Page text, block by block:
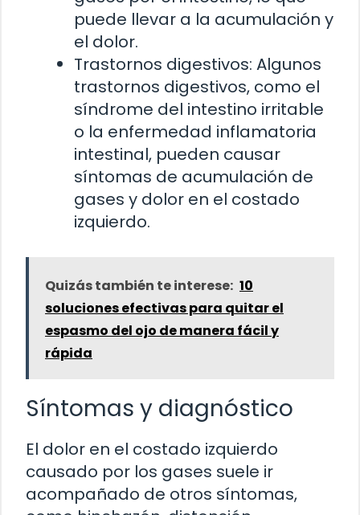
puede llevar a la acumulación y
el dolor.
Trastornos digestivos: Algunos
trastornos digestivos, como el
síndrome del intestino irritable
o la enfermedad inflamatoria
intestinal, pueden causar
síntomas de acumulación de
gases y dolor en el costado
izquierdo.
Quizás también te interese: 10
soluciones efectivas para quitar el
espasmo del ojo de manera fácil y
rápida
Síntomas y diagnóstico
El dolor en el costado izquierdo
causado por los gases suele ir
acompañado de otros síntomas,